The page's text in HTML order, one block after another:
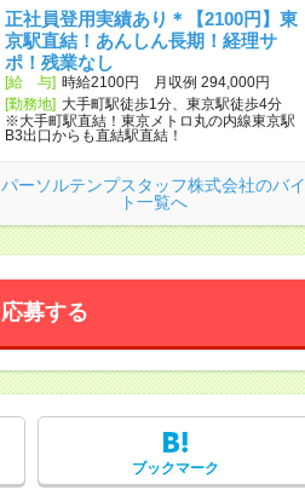
正社員登用実績あり＊【2100円】東
京駅直結！あんしん長期！経理サ
ポ！残業なし
[給 与] 時給2100円 月収例 294,000円
[勤務地] 大手町駅徒歩1分、東京駅徒歩4分
※大手町駅直結！東京メトロ丸の内線東京駅
B3出口からも直結駅直結！
パーソルテンプスタッフ株式会社のバイ
ト一覧へ
応募する
ブックマーク